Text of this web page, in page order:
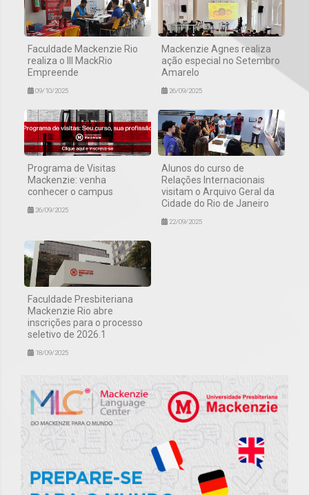
Faculdade Mackenzie Rio
realiza o III MackRio
Empreende
09/10/2025
Mackenzie Agnes realiza
ação especial no Setembro
Amarelo
26/09/2025
Programa de Visitas
Mackenzie: venha
conhecer o campus
26/09/2025
Alunos do curso de
Relações Internacionais
visitam o Arquivo Geral da
Cidade do Rio de Janeiro
22/09/2025
Faculdade Presbiteriana
Mackenzie Rio abre
inscrições para o processo
seletivo de 2026.1
18/09/2025